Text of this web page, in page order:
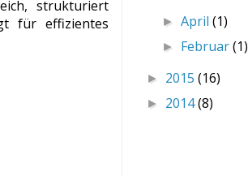
strukturiert
für effizientes
►April(1)
► Februar(1)
► 2015 (16)
► 2014(8)